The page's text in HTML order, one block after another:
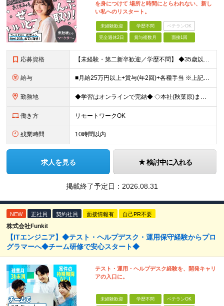
を身につけて 場所と時間にとらわれない、新し
い私へのリスタート。
未経験歓迎 学歴不問 ベテランOK
完全週休2日 賞与複数月 面接1回
応募資格 【未経験・第二新卒歓迎／学歴不問】 ◆35歳以下の方（若年層の長期キャリア形成を図るため) ◆お人柄・意欲重視の採用です！ ＜こんな方は大歓迎！＞ ・SNSや動画を見るのが好きで、トレンドに敏感 ・
給与 ■月給25万円以上+賞与(年2回)+各種手当 ※上記給与には、固定残業代（月20時間分／32,400円）、 AIツール支援費（10,000円）が含まれます ※これまでの経験・スキル・前職の給与を考
勤務地 ◆学習はオンラインで完結◆ ◇本社(秋葉原)または一都三県のクライアント先 ※勤務地につきましては、ご相談の上で配属 ＜本社＞ ◇東京都台東区台東1-27-11 やわらぎビル2F └または、東京都
働き方 リモートワークOK
残業時間 10時間以内
求人を見る 検討中に入れる
掲載終了予定日： 2026.08.31
NEW 正社員 契約社員 面接情報有 自己PR不要
株式会社Funkit
【ITエンジニア】◆テスト・ヘルプデスク・運用保守経験からプロ
グラマーへ◆チーム研修で安心スタート◆
テスト・運用・ヘルプデスク経験を、開発キャリ
アの入口に。
未経験歓迎 学歴不問 ベテランOK